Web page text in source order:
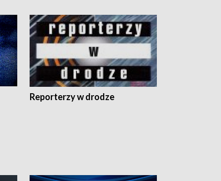
Reporterzy w drodze